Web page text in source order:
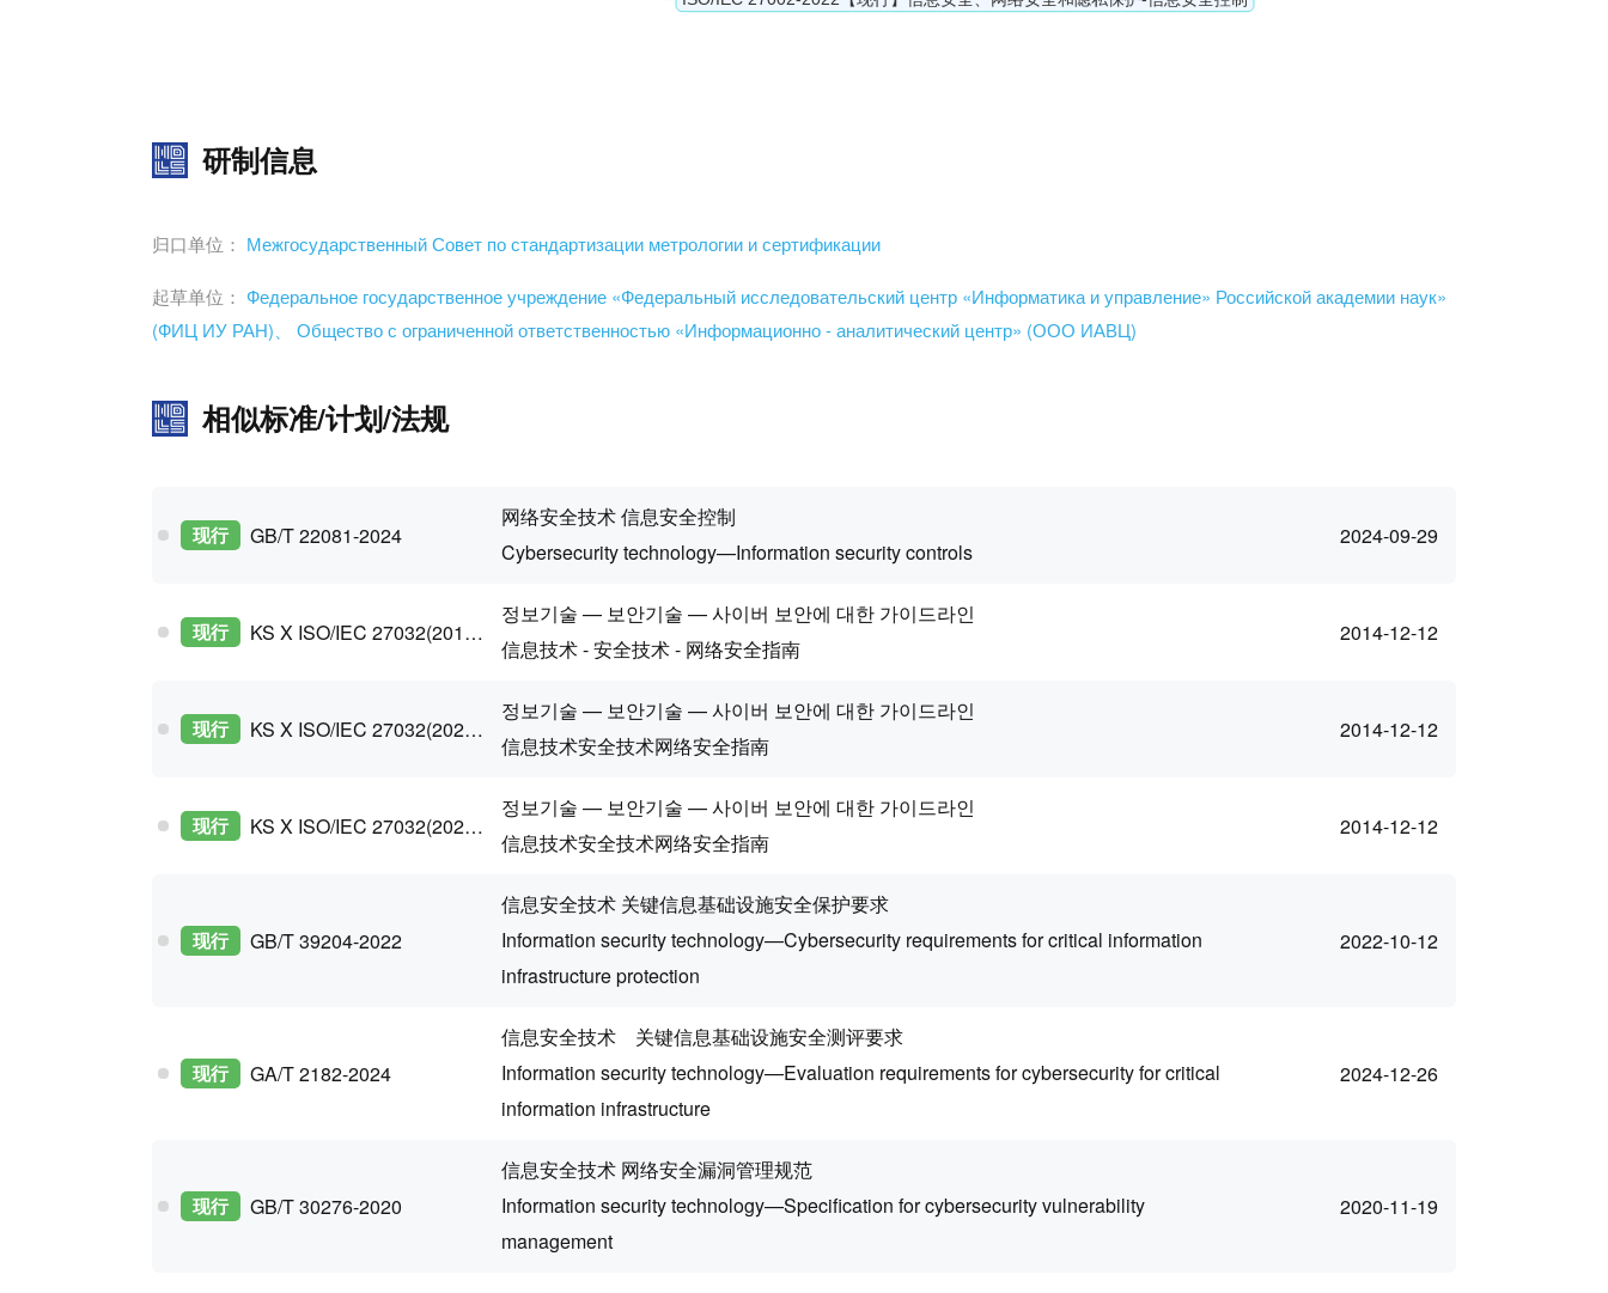
研制信息
归口单位： Межгосударственный Совет по стандартизации метрологии и сертификации
起草单位： Федеральное государственное учреждение «Федеральный исследовательский центр «Информатика и управление» Российской академии наук»
(ФИЦ ИУ РАН)、 Общество с ограниченной ответственностью «Информационно - аналитический центр» (ООО ИАВЦ)
相似标准/计划/法规
现行 GB/T 22081-2024
网络安全技术 信息安全控制
Cybersecurity technology—Information security controls
2024-09-29
现行 KS X ISO/IEC 27032(2019 Confirm)
정보기술 — 보안기술 — 사이버 보안에 대한 가이드라인
信息技术 - 安全技术 - 网络安全指南
2014-12-12
现行 KS X ISO/IEC 27032(2024 Confirm)
정보기술 — 보안기술 — 사이버 보안에 대한 가이드라인
信息技术安全技术网络安全指南
2014-12-12
现行 KS X ISO/IEC 27032(2024 Confirm)
정보기술 — 보안기술 — 사이버 보안에 대한 가이드라인
信息技术安全技术网络安全指南
2014-12-12
现行 GB/T 39204-2022
信息安全技术 关键信息基础设施安全保护要求
Information security technology—Cybersecurity requirements for critical information
infrastructure protection
2022-10-12
现行 GA/T 2182-2024
信息安全技术 关键信息基础设施安全测评要求
Information security technology—Evaluation requirements for cybersecurity for critical
information infrastructure
2024-12-26
现行 GB/T 30276-2020
信息安全技术 网络安全漏洞管理规范
Information security technology—Specification for cybersecurity vulnerability
management
2020-11-19